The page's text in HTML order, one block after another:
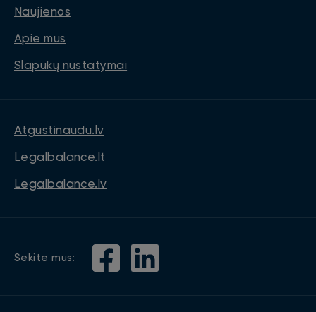
Naujienos
Apie mus
Slapukų nustatymai
Atgustinaudu.lv
Legalbalance.lt
Legalbalance.lv
Sekite mus: